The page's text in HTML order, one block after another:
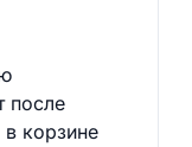
после
в корзине